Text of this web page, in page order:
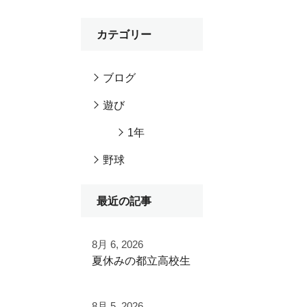
カテゴリー
ブログ
遊び
1年
野球
最近の記事
8月 6, 2026
夏休みの都立高校生